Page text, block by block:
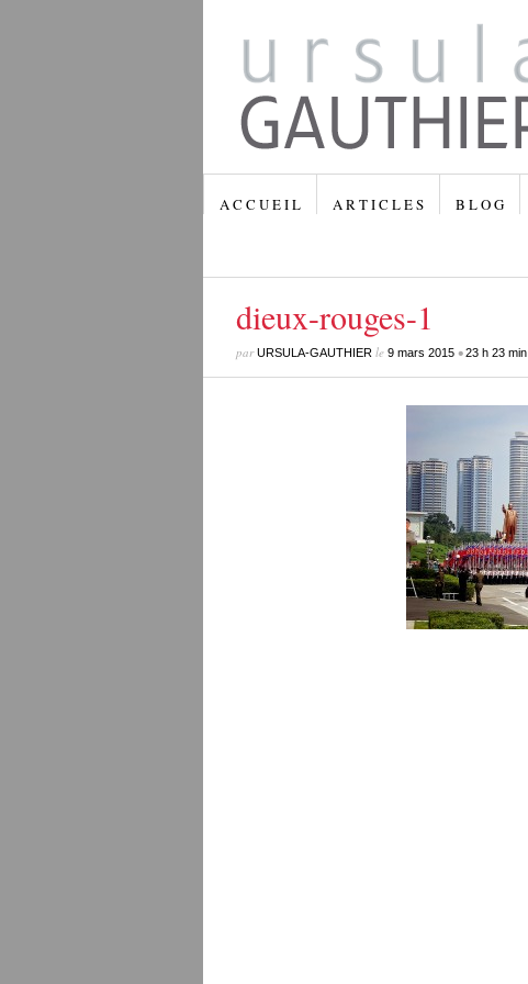
A C C U E I L A R T I C L E S B L O G
dieux-rouges-1
parURSULA-GAUTHIERle 9 mars 2015•23 h 23 min